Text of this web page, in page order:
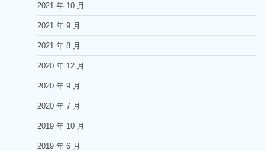
2021 年 10 月
2021 年 9 月
2021 年 8 月
2020 年 12 月
2020 年 9 月
2020 年 7 月
2019 年 10 月
2019 年 6 月